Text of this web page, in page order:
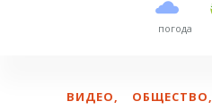
погода
USD 468
EUR
ВИДЕО, ОБЩЕСТВО,